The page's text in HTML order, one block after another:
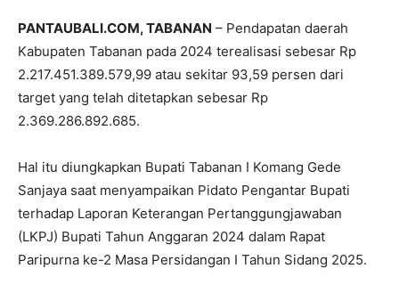
PANTAUBALI.COM, TABANAN – Pendapatan daerah
Kabupaten Tabanan pada 2024 terealisasi sebesar Rp
2.217.451.389.579,99 atau sekitar 93,59 persen dari
target yang telah ditetapkan sebesar Rp
2.369.286.892.685.
Hal itu diungkapkan Bupati Tabanan I Komang Gede
Sanjaya saat menyampaikan Pidato Pengantar Bupati
terhadap Laporan Keterangan Pertanggungjawaban
(LKPJ) Bupati Tahun Anggaran 2024 dalam Rapat
Paripurna ke-2 Masa Persidangan I Tahun Sidang 2025.